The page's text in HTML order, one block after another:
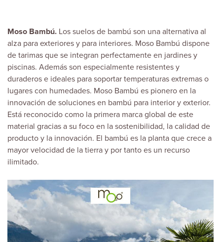
Moso Bambú. Los suelos de bambú son una alternativa al
alza para exteriores y para interiores. Moso Bambú dispone
de tarimas que se integran perfectamente en jardines y
piscinas. Además son especialmente resistentes y
duraderos e ideales para soportar temperaturas extremas o
lugares con humedades. Moso Bambú es pionero en la
innovación de soluciones en bambú para interior y exterior.
Está reconocido como la primera marca global de este
material gracias a su foco en la sostenibilidad, la calidad de
producto y la innovación. El bambú es la planta que crece a
mayor velocidad de la tierra y por tanto es un recurso
ilimitado.